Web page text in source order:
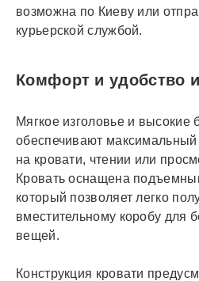
возможна по Киеву или
курьерской службой.
Комфорт и удобство
Мягкое изголовье и высокие
обеспечивают
на кровати, чтении или
Кровать оснащена
который позволяет легко
вместительному коробу для
вещей.
Конструкция кровати